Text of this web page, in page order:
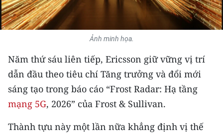
KHOA HỌC - CÔNG NGHỆ
MÔI TRƯỜNG
BẠN ĐỌC
KIỂM CHỨNG THÔNG TIN
TRI THỨC CHUYÊN SÂU
54 DÂN TỘC VIỆT NAM
Ảnh minh họa.
Năm thứ sáu liên tiếp, Ericsson giữ vững vị trí
dẫn đầu theo tiêu chí Tăng trưởng và đổi mới
sáng tạo trong báo cáo “Frost Radar: Hạ tầng
mạng 5G, 2026” của Frost & Sullivan.
Thành tựu này một lần nữa khẳng định vị thế